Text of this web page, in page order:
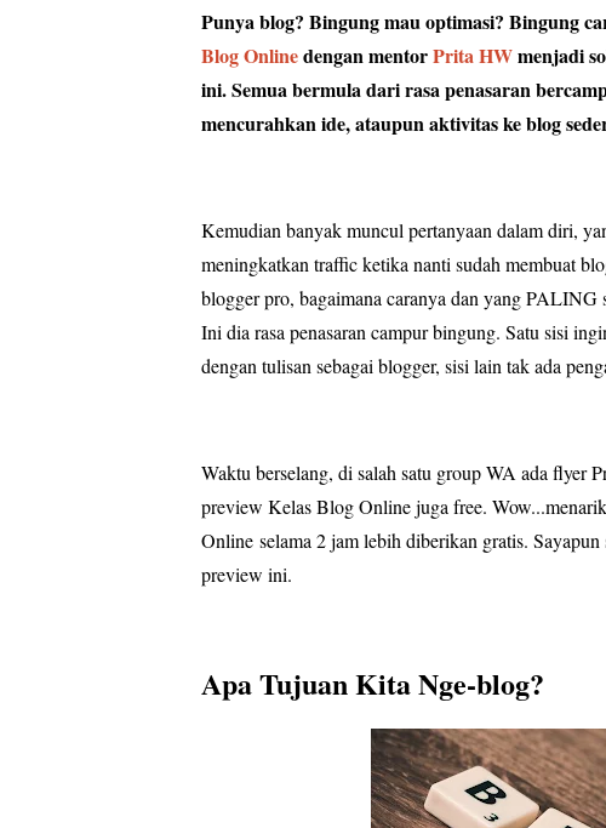
Punya blog? Bingung mau optimasi? Bingung
Blog Onlinedengan mentorPrita HWmenjadi
ini.Semua bermula dari rasa penasaran
mencurahkan ide, ataupun aktivitas ke blog
Kemudian banyak muncul pertanyaan dalam diri,
meningkatkan traffic ketika nanti sudah membuat
blogger pro, bagaimana caranya dan yang
Ini dia rasa penasaran campur bingung. Satu sisi
dengan tulisan sebagai blogger, sisi lain tak ada
Waktu berselang, di salah satu group WA ada flyer
preview Kelas Blog Online juga free.
Online selama 2 jam lebih diberikan gratis.
preview ini.
Apa Tujuan Kita Nge-blog?